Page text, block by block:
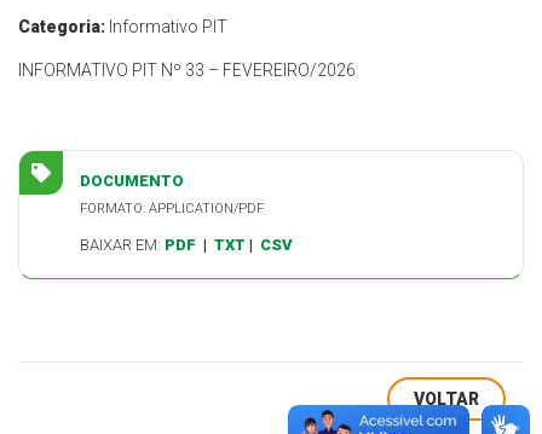
Categoria: Informativo PIT
INFORMATIVO PIT Nº 33 – FEVEREIRO/2026
DOCUMENTO
FORMATO: APPLICATION/PDF
BAIXAR EM: PDF | TXT | CSV
VOLTAR